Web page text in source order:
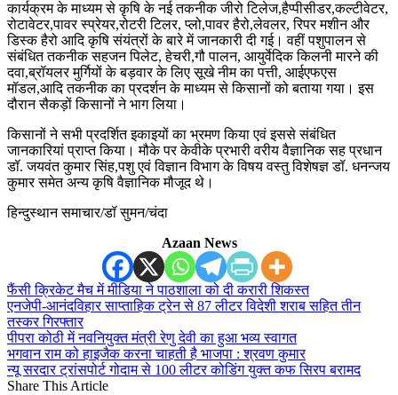
कार्यक्रम के माध्यम से कृषि के नई तकनीक जीरो टिलेज,हैप्पीसीडर,कल्टीवेटर,
रोटावेटर,पावर स्प्रेयर,रोटरी टिलर, प्लो,पावर हैरो,लेवलर, रिपर मशीन और
डिस्क हैरो आदि कृषि संयंत्रों के बारे में जानकारी दी गई। वहीं पशुपालन से
संबंधित तकनीक सहजन पिलेट, हेचरी,गौ पालन, आयुर्वेदिक किलनी मारने की
दवा,ब्रॉयलर मुर्गियों के बड़वार के लिए सूखे नीम का पत्ती, आईएफएस
मॉडल,आदि तकनीक का प्रदर्शन के माध्यम से किसानों को बताया गया। इस
दौरान सैकड़ों किसानों ने भाग लिया।
किसानों ने सभी प्रदर्शित इकाइयों का भ्रमण किया एवं इससे संबंधित
जानकारियां प्राप्त किया। मौके पर केवीके प्रभारी वरीय वैज्ञानिक सह प्रधान
डॉ. जयवंत कुमार सिंह,पशु एवं विज्ञान विभाग के विषय वस्तु विशेषज्ञ डॉ. धनन्जय
कुमार समेत अन्य कृषि वैज्ञानिक मौजूद थे।
हिन्दुस्थान समाचार/डॉ सुमन/चंदा
Azaan News
फैंसी क्रिकेट मैच में मीडिया ने पाठशाला को दी करारी शिकस्त
एनजेपी-आनंदविहार साप्ताहिक ट्रेन से 87 लीटर विदेशी शराब सहित तीन
तस्कर गिरफ्तार
पीपरा कोठी में नवनियुक्त मंत्री रेणु देवी का हुआ भव्य स्वागत
भगवान राम को हाइजैक करना चाहती है भाजपा : श्रवण कुमार
न्यू सरदार ट्रांसपोर्ट गोदाम से 100 लीटर कोडिंग युक्त कफ सिरप बरामद
Share This Article